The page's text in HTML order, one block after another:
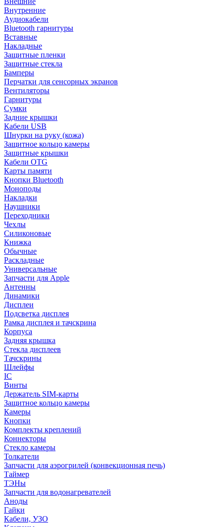
Внутренние
Аудиокабели
Bluetooth гарнитуры
Вставные
Накладные
Защитные пленки
Защитные стекла
Бамперы
Перчатки для сенсорных экранов
Вентиляторы
Гарнитуры
Сумки
Задние крышки
Кабели USB
Шнурки на руку (кожа)
Защитное кольцо камеры
Защитные крышки
Кабели OTG
Карты памяти
Кнопки Bluetooth
Моноподы
Накладки
Наушники
Переходники
Чехлы
Силиконовые
Книжка
Обычные
Раскладные
Универсальные
Запчасти для Apple
Антенны
Динамики
Дисплеи
Подсветка дисплея
Рамка дисплея и тачскрина
Корпуса
Задняя крышка
Стекла дисплеев
Тачскрины
Шлейфы
IC
Винты
Держатель SIM-карты
Защитное кольцо камеры
Камеры
Кнопки
Комплекты креплений
Коннекторы
Стекло камеры
Толкатели
Запчасти для аэрогрилей (конвекционная печь)
Таймер
ТЭНы
Запчасти для водонагревателей
Аноды
Гайки
Кабели, УЗО